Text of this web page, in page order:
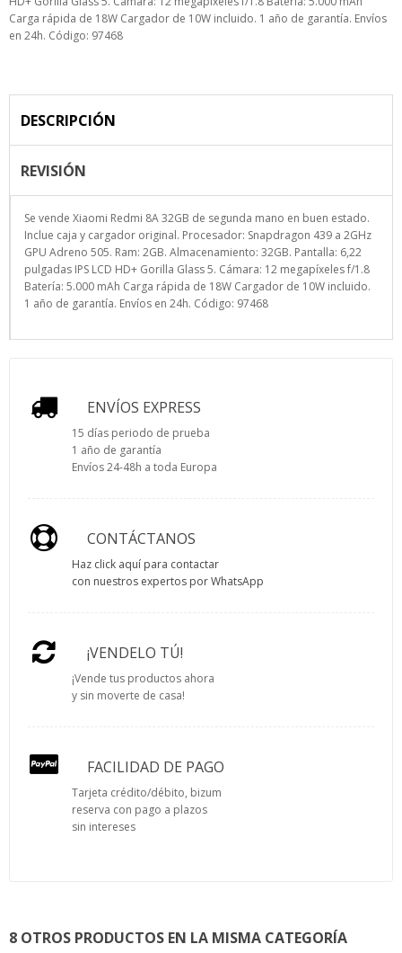
Carga rápida de 18W Cargador de 10W incluido. 1 año de garantía. Envíos
en 24h. Código: 97468
DESCRIPCIÓN
REVISIÓN
Se vende Xiaomi Redmi 8A 32GB de segunda mano en buen estado.
Inclue caja y cargador original. Procesador: Snapdragon 439 a 2GHz
GPU Adreno 505. Ram: 2GB. Almacenamiento: 32GB. Pantalla: 6,22
pulgadas IPS LCD HD+ Gorilla Glass 5. Cámara: 12 megapíxeles f/1.8
Batería: 5.000 mAh Carga rápida de 18W Cargador de 10W incluido.
1 año de garantía. Envíos en 24h. Código: 97468
ENVÍOS EXPRESS
15 días periodo de prueba
1 año de garantía
Envíos 24-48h a toda Europa
CONTÁCTANOS
Haz click aquí para contactar
con nuestros expertos por WhatsApp
¡VENDELO TÚ!
¡Vende tus productos ahora
y sin moverte de casa!
FACILIDAD DE PAGO
Tarjeta crédito/débito, bizum
reserva con pago a plazos
sin intereses
8 OTROS PRODUCTOS EN LA MISMA CATEGORÍA